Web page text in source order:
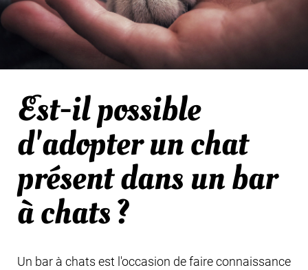
Est-il possible
d'adopter un chat
présent dans un bar
à chats ?
Un bar à chats est l'occasion de faire connaissance